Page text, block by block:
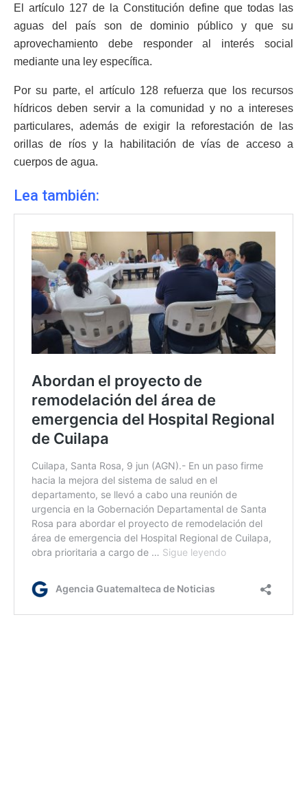
El artículo 127 de la Constitución define que todas las
aguas del país son de dominio público y que su
aprovechamiento debe responder al interés social
mediante una ley específica.
Por su parte, el artículo 128 refuerza que los recursos
hídricos deben servir a la comunidad y no a intereses
particulares, además de exigir la reforestación de las
orillas de ríos y la habilitación de vías de acceso a
cuerpos de agua.
Lea también: